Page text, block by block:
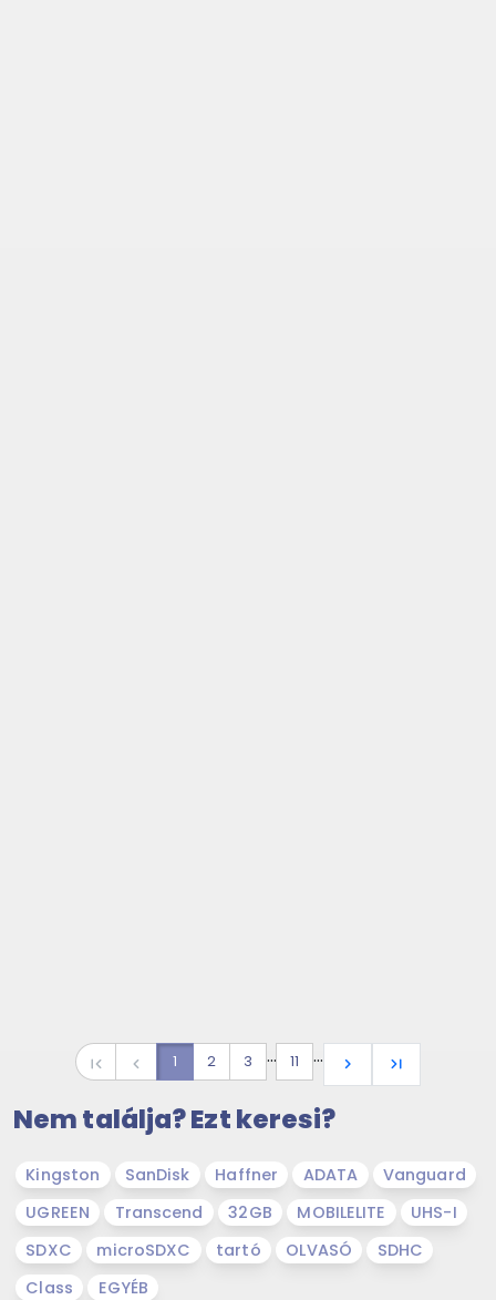
first_page navigate_before 1 2 3 … 11 … navigate_next last_page
Nem találja? Ezt keresi?
Kingston SanDisk Haffner ADATA
Vanguard
UGREEN
Transcend 32GB MOBILELITE
UHS-I
SDXC
microSDXC tartó OLVASÓ
SDHC
Class
EGYÉB